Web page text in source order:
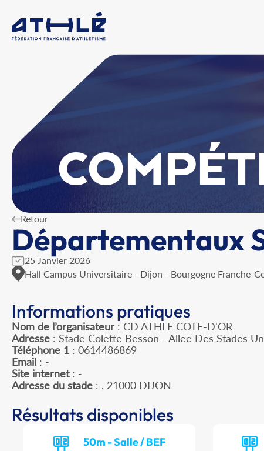
Retour
Départementaux
25 Janvier 2026
Hall Campus Universitaire - Dijon - Bourgogne Franche-
Informations pratiques
Nom de l’organisateur : CD ATHLE COTE-D'OR
Adresse : Stade Colette Besson - Allee Des Stades
Téléphone 1 : 0614486869
Email : -
Site internet: -
Adresse du stade : , 21000 DIJON
Résultats disponibles
50m - Salle / BEF